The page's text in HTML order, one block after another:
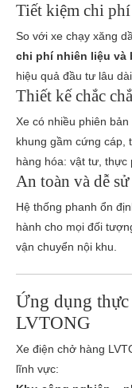
Tiết kiệm chi
So với xe chạy xăng
chi phí nhiên liệu và
hiệu quả đầu tư lâu dài.
Thiết kế chắc
Xe có nhiều phiên
khung gầm cứng cáp,
hàng hóa: vật tư, thực
An toàn và dễ
Hệ thống phanh ổn
hành cho mọi đối
vận chuyển nội khu.
Ứng dụng thực
LVTONG
Xe điện chở hàng
lĩnh vực: